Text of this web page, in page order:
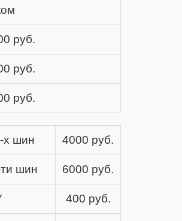
руб.
руб.
руб.
х шин 4000 руб.
шин 6000 руб.
400 руб.